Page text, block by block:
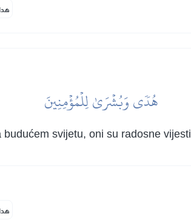
هُدٗى وَبُشۡرَىٰ لِلۡمُؤۡمِنِينَ
svijetu, oni su radosne